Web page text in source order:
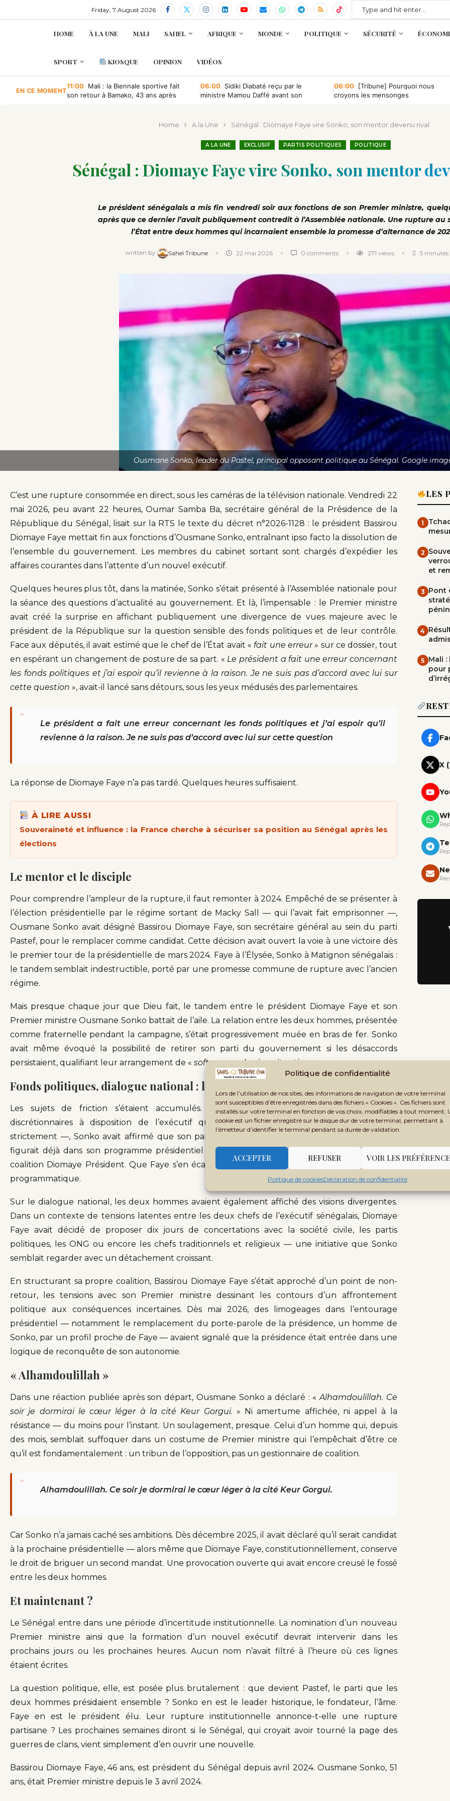
Politique de confidentialité
Lors de l’utilisation de nos sites, des informations de navigation de votre terminal
sont susceptibles d’être enregistrées dans des fichiers « Cookies ». Ces fichiers sont
installés sur votre terminal en fonction de vos choix, modifiables à tout moment.
cookie est un fichier enregistré sur le disque dur de votre terminal, permettant à
l’émetteur d’identifier le terminal pendant sa durée de validation.
ACCEPTER REFUSER VOIR LES
Politique de cookiesDéclaration de confidentialité
Friday, 7 August 2026
HOME À LA UNE MALI SAHEL AFRIQUE MONDE POLITIQUE SÉCURITÉ
SPORT KIOSQUE OPINION VIDÉOS
EN CE MOMENT
11:00 Mali : la Biennale sportive fait
son retour à Bamako, 43 ans après
06:00 Sidiki Diabaté reçu par le
ministre Mamou Daffé avant son
06:00 [Tribune] Pourquoi nous
croyons les mensonges
Home A la Une Sénégal : Diomaye Faye vire Sonko, son mentor devenu rival
A LA UNE EXCLUSIF PARTIS POLITIQUES POLITIQUE
Sénégal : Diomaye Faye vire Sonko, son mentor
Le président sénégalais a mis fin vendredi soir aux fonctions de son Premier ministre,
après que ce dernier l’avait publiquement contredit à l’Assemblée nationale. Une rupture au
l’État entre deux hommes qui incarnaient ensemble la promesse d’alternance de
written by Sahel Tribune 22 mai 2026 0 comments 271 views 5 minutes
Ousmane Sonko, leader du Pastel, principal opposant politique au Sénégal. Google
C’est une rupture consommée en direct, sous les caméras de la télévision nationale. Vendredi 22
mai 2026, peu avant 22 heures, Oumar Samba Ba, secrétaire général de la Présidence de la
République du Sénégal, lisait sur la RTS le texte du décret n°2026-1128 : le président Bassirou
Diomaye Faye mettait fin aux fonctions d’Ousmane Sonko, entraînant ipso facto la dissolution de
l’ensemble du gouvernement. Les membres du cabinet sortant sont chargés d’expédier les
affaires courantes dans l’attente d’un nouvel exécutif.
Quelques heures plus tôt, dans la matinée, Sonko s’était présenté à l’Assemblée nationale pour
la séance des questions d’actualité au gouvernement. Et là, l’impensable : le Premier ministre
avait créé la surprise en affichant publiquement une divergence de vues majeure avec le
président de la République sur la question sensible des fonds politiques et de leur contrôle.
Face aux députés, il avait estimé que le chef de l’État avait « fait une erreur» sur ce dossier, tout
en espérant un changement de posture de sa part. « Le président a fait une erreur concernant
les fonds politiques et j’ai espoir qu’il revienne à la raison. Je ne suis pas d’accord avec lui sur
cette question », avait-il lancé sans détours, sous les yeux médusés des parlementaires.
“
Le président a fait une erreur concernant les fonds politiques et j’ai espoir qu’il
revienne à la raison. Je ne suis pas d’accord avec lui sur cette question
La réponse de Diomaye Faye n’a pas tardé. Quelques heures suffisaient.
À LIRE AUSSI
Souveraineté et influence : la France cherche à sécuriser sa position au Sénégal après les
élections
Le mentor et le disciple
Pour comprendre l’ampleur de la rupture, il faut remonter à 2024. Empêché de se présenter à
l’élection présidentielle par le régime sortant de Macky Sall — qui l’avait fait emprisonner —,
Ousmane Sonko avait désigné Bassirou Diomaye Faye, son secrétaire général au sein du parti
Pastef, pour le remplacer comme candidat. Cette décision avait ouvert la voie à une victoire dès
le premier tour de la présidentielle de mars 2024. Faye à l’Élysée, Sonko à Matignon sénégalais :
le tandem semblait indestructible, porté par une promesse commune de rupture avec l’ancien
régime.
Mais presque chaque jour que Dieu fait, le tandem entre le président Diomaye Faye et son
Premier ministre Ousmane Sonko battait de l’aile. La relation entre les deux hommes, présentée
comme fraternelle pendant la campagne, s’était progressivement muée en bras de fer. Sonko
avait même évoqué la possibilité de retirer son parti du gouvernement si les désaccords
persistaient, qualifiant leur arrangement de « soft power-sharing situation».
Fonds politiques, dialogue national : les fractures à ciel ouvert
Les sujets de friction s’étaient accumulés. Sur les fonds politiques — ces budgets
discrétionnaires à disposition de l’exécutif que Pastef avait toujours promis d’encadrer
strictement —, Sonko avait affirmé que son parti défendait cette idée depuis 2014 et qu’elle
figurait déjà dans son programme présidentiel de 2019, avant d’être reprise dans celui de la
coalition Diomaye Président. Que Faye s’en écarte constituait donc, pour Sonko, une trahison
programmatique.
Sur le dialogue national, les deux hommes avaient également affiché des visions divergentes.
Dans un contexte de tensions latentes entre les deux chefs de l’exécutif sénégalais, Diomaye
Faye avait décidé de proposer dix jours de concertations avec la société civile, les partis
politiques, les ONG ou encore les chefs traditionnels et religieux — une initiative que Sonko
semblait regarder avec un détachement croissant.
En structurant sa propre coalition, Bassirou Diomaye Faye s’était approché d’un point de non-
retour, les tensions avec son Premier ministre dessinant les contours d’un affrontement
politique aux conséquences incertaines. Dès mai 2026, des limogeages dans l’entourage
présidentiel — notamment le remplacement du porte-parole de la présidence, un homme de
Sonko, par un profil proche de Faye — avaient signalé que la présidence était entrée dans une
logique de reconquête de son autonomie.
« Alhamdoulillah »
Dans une réaction publiée après son départ, Ousmane Sonko a déclaré : «Alhamdoulillah. Ce
soir je dormirai le cœur léger à la cité Keur Gorgui. » Ni amertume affichée, ni appel à la
résistance — du moins pour l’instant. Un soulagement, presque. Celui d’un homme qui, depuis
des mois, semblait suffoquer dans un costume de Premier ministre qui l’empêchait d’être ce
qu’il est fondamentalement : un tribun de l’opposition, pas un gestionnaire de coalition.
“
Alhamdoulillah. Ce soir je dormirai le cœur léger à la cité Keur Gorgui.
Car Sonko n’a jamais caché ses ambitions. Dès décembre 2025, il avait déclaré qu’il serait candidat
à la prochaine présidentielle — alors même que Diomaye Faye, constitutionnellement, conserve
le droit de briguer un second mandat. Une provocation ouverte qui avait encore creusé le fossé
entre les deux hommes.
Et maintenant ?
Le Sénégal entre dans une période d’incertitude institutionnelle. La nomination d’un nouveau
Premier ministre ainsi que la formation d’un nouvel exécutif devrait intervenir dans les
prochains jours ou les prochaines heures. Aucun nom n’avait filtré à l’heure où ces lignes
étaient écrites.
La question politique, elle, est posée plus brutalement : que devient Pastef, le parti que les
deux hommes présidaient ensemble ? Sonko en est le leader historique, le fondateur, l’âme.
Faye en est le président élu. Leur rupture institutionnelle annonce-t-elle une rupture
partisane ? Les prochaines semaines diront si le Sénégal, qui croyait avoir tourné la page des
guerres de clans, vient simplement d’en ouvrir une nouvelle.
Bassirou Diomaye Faye, 46 ans, est président du Sénégal depuis avril 2024. Ousmane Sonko, 51
ans, était Premier ministre depuis le 3 avril 2024.
LES
1
2
et
3 Pont
4
5 Mali :
pour
X